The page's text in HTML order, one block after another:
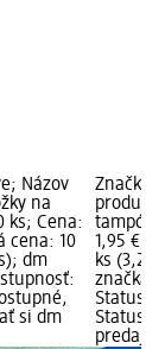
Názov
na
ks; Cena:
cena: 10
dm
si dm
Značka:
1,95 €;
ks (3,25
značka
Status
Status
predajňu